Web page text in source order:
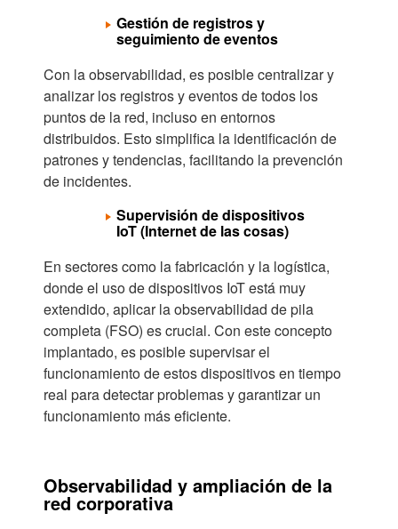
Gestión de registros y
seguimiento de eventos
Con la observabilidad, es posible centralizar y
analizar los registros y eventos de todos los
puntos de la red, incluso en entornos
distribuidos. Esto simplifica la identificación de
patrones y tendencias, facilitando la prevención
de incidentes.
Supervisión de dispositivos
IoT (Internet de las cosas)
En sectores como la fabricación y la logística,
donde el uso de dispositivos IoT está muy
extendido, aplicar la observabilidad de pila
completa (FSO) es crucial. Con este concepto
implantado, es posible supervisar el
funcionamiento de estos dispositivos en tiempo
real para detectar problemas y garantizar un
funcionamiento más eficiente.
Observabilidad y ampliación de la
red corporativa